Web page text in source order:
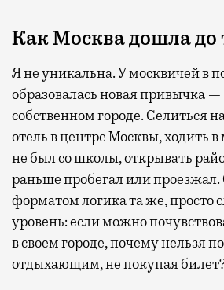
Как Москва дошла до
Я не уникальна. У москвичей в
образовалась новая привычка
собственном городе. Селиться
отель в центре Москвы, ходить
не был со школы, открывать
раньше пробегал или
форматом логика та же, просто
уровень: если можно
в своем городе, почему нельзя
отдыхающим, не покупая